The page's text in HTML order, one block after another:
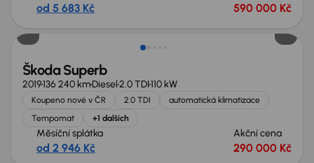
od 5 683 Kč 590 000 Kč
Nově v nabídce
Škoda Superb
2019136 240 kmDiesel2.0 TDI110 kW
Koupeno nové v ČR 2.0 TDI
automatická klimatizace
Tempomat
+1 dalších
Měsíční splátka
od 2 946 Kč
Akční cena
290 000 Kč
Extra sleva 19 000 Kč